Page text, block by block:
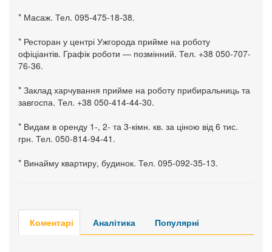
* Масаж. Тел. 095-475-18-38.
* Ресторан у центрі Ужгорода прийме на роботу
офіціантів. Графік роботи — позмінний. Тел. +38 050-707-
76-36.
* Заклад харчування прийме на роботу прибиральниць та
завгоспа. Тел. +38 050-414-44-30.
* Видам в оренду 1-, 2- та 3-кімн. кв. за ціною від 6 тис.
грн. Тел. 050-814-94-41.
* Винайму квартиру, будинок. Тел. 095-092-35-13.
Коментарі Аналітика Популярні